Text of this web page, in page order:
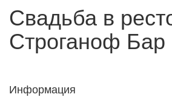
Свадьба в
Строганоф Бар
Информация